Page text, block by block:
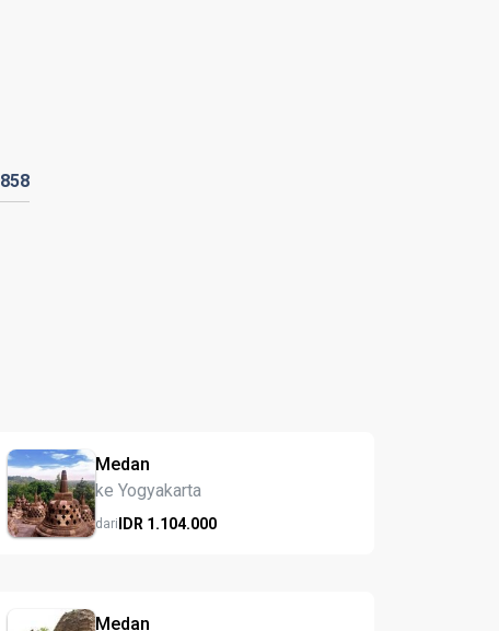
858
Medan
ke Yogyakarta
dariIDR 1.104.000
Medan